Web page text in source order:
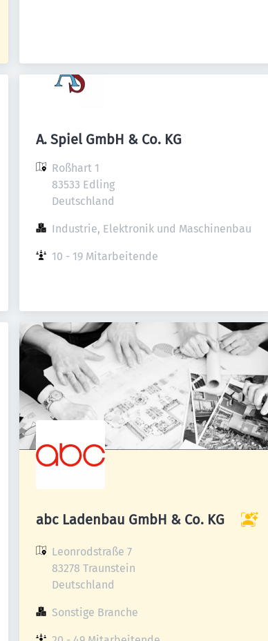
A. Spiel GmbH & Co. KG
Roßhart 1
83533 Edling
Deutschland
Industrie, Elektronik und Maschinenbau
10 - 19 Mitarbeitende
abc Ladenbau GmbH & Co. KG
Leonrodstraße 7
83278 Traunstein
Deutschland
Sonstige Branche